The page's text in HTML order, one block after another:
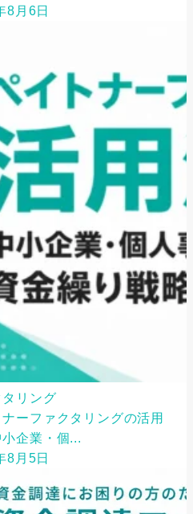
8月6日
タリング
ーファクタリングの活用
企業・個...
8月5日